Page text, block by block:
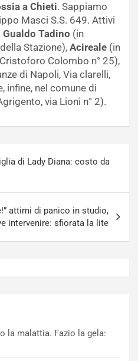
a Chieti. Sappiamo
Masci S.S. 649. Attivi
Gualdo Tadino (in
Stazione), Acireale (in
Colombo n° 25),
di Napoli, Via clarelli,
infine, nel comune di
via Lioni n° 2).
di Lady Diana: costo da
attimi di panico in studio,
intervenire: sfiorata la lite
la malattia. Fazio la gela: